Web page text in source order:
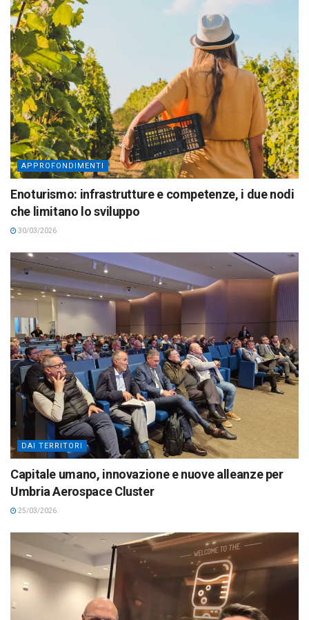
APPROFONDIMENTI
Enoturismo: infrastrutture e competenze, i due nodi
che limitano lo sviluppo
30/03/2026
DAI TERRITORI
Capitale umano, innovazione e nuove alleanze per
Umbria Aerospace Cluster
25/03/2026